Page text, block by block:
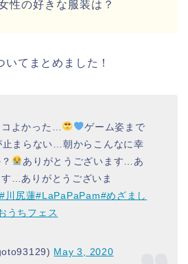
性の好きな服装は？
いてまとめました！
よかった…
ゲーム姿まで
止まらない…朝からこんなに幸
ありがとうございます…あ
…ありがとうございま
#川尻蓮#LaPaPaPam#めざまし
うちフェス
May 3, 2020